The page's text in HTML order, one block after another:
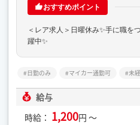
おすすめポイント
＜レア求人＞日曜休み✨手に職を
躍中✨
日勤のみ マイカー通勤可 未
給与
時給： 1,200円 ～